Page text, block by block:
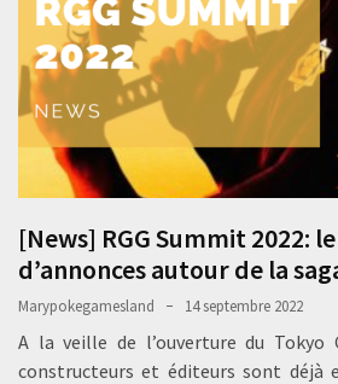
[News] RGG Summit 2022:
d’annonces autour de la
Marypokegamesland 14 septembre 2022
A la veille de l’ouverture du Tokyo
constructeurs et éditeurs sont déjà